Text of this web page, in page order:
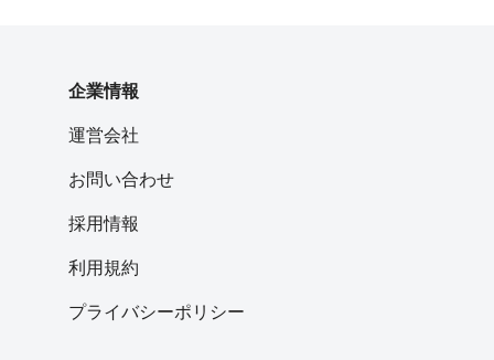
企業情報
運営会社
お問い合わせ
採用情報
利用規約
プライバシーポリシー